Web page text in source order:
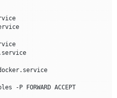
systemctl restart kubelet.service
systemctl restart kube-proxy.service
vim /usr/lib/systemd/system/docker.service
/usr/sbin/iptables -P FORWARD ACCEPT